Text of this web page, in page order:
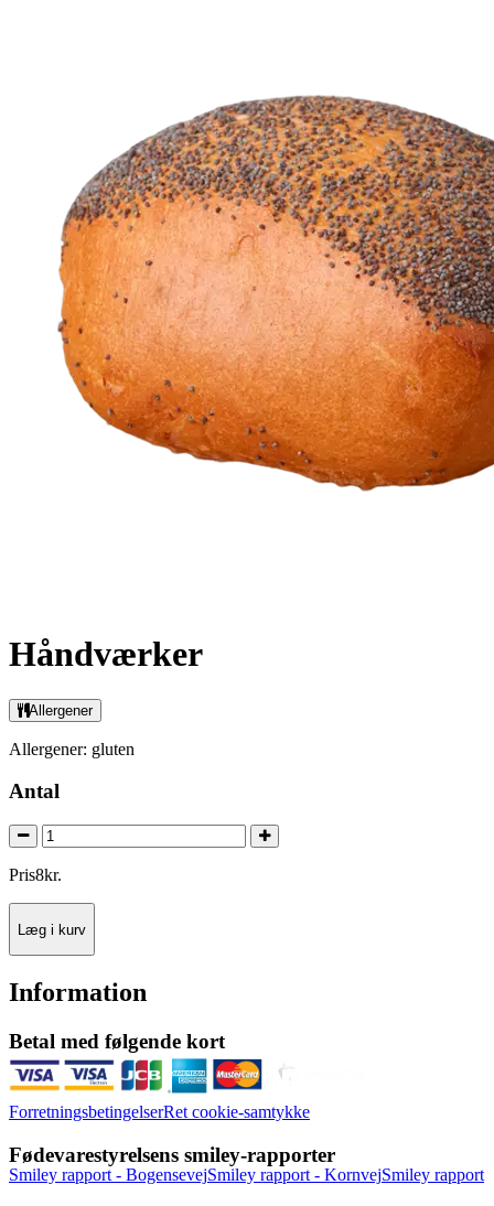
Håndværker
Allergener
Allergener: gluten
Antal
Pris8kr.
Læg i kurv
Information
Betal med følgende kort
ForretningsbetingelserRet cookie-samtykke
Fødevarestyrelsens smiley-rapporter
Smiley rapport - BogensevejSmiley rapport - KornvejSmiley rapport